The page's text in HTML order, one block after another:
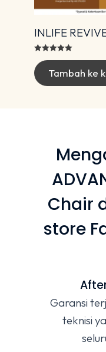
INLIFE
dari 5
Tambah ke
Chair
store
Garansi
teknisi